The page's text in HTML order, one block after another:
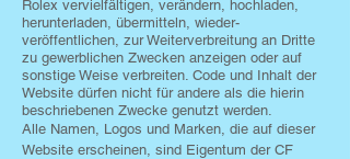
Rolex vervielfältigen, verändern, hochladen,
herunterladen, übermitteln, wieder­
veröffentlichen, zur Weiterverbreitung an Dritte
zu gewerblichen Zwecken anzeigen oder auf
sonstige Weise verbreiten. Code und Inhalt der
Website dürfen nicht für andere als die hierin
beschriebenen Zwecke genutzt werden.
Alle Namen, Logos und Marken, die auf dieser
Website erscheinen, sind Eigentum der CF